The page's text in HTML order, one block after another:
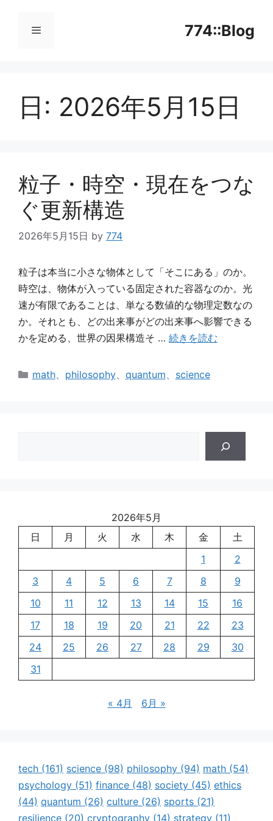
774::Blog
ニ
ー
日: 2026年5月15日
粒子・時空・現在をつな
ぐ更新構造
2026年5月15日 by 774
粒子は本当に小さな物体として「そこにある」のか。
時空は、物体が入っている固定された容器なのか。光
速が有限であることは、単なる数値的な物理定数なの
か。それとも、どの出来事がどの出来事へ影響できる
かを定める、世界の因果構造そ … 続きを読む
カ
math、 philosophy、 quantum、 science
2026年5月
日
月 火 水 木 金
土
1
2
3
4 5 6 7 8
9
10
11 12 13 14 15
16
17
18 19 20 21 22
23
24
25 26 27 28 29
30
31
« 4月 6月 »
tech (161) science (98) philosophy (94) math (54)
psychology (51) finance (48) society (45) ethics
(44) quantum (26) culture (26) sports (21)
resilience (20) cryptography (14) strategy (11)